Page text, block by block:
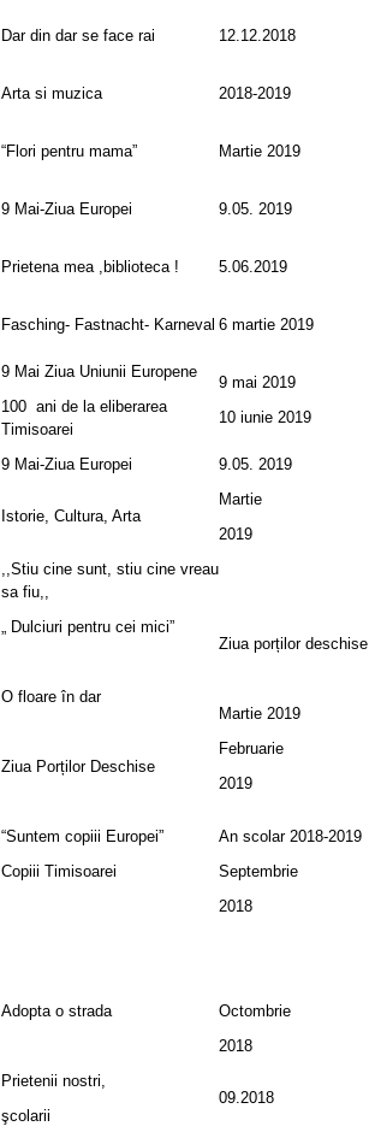
Dar din dar se face rai 12.12.2018
Arta si muzica 2018-2019
“Flori pentru mama” Martie 2019
9 Mai-Ziua Europei 9.05. 2019
Prietena mea ,biblioteca ! 5.06.2019
Fasching- Fastnacht- Karneval 6 martie 2019
9 Mai Ziua Uniunii Europene
100 ani de la eliberarea
Timisoarei
9 mai 2019
10 iunie 2019
9 Mai-Ziua Europei 9.05. 2019
Istorie, Cultura, Arta
Martie
2019
,,Stiu cine sunt, stiu cine vreau
sa fiu,,
„ Dulciuri pentru cei mici”
Ziua porților deschise
O floare în dar
Ziua Porților Deschise
Martie 2019
Februarie
2019
“Suntem copiii Europei” An scolar 2018-2019
Copiii Timisoarei
Adopta o strada
Septembrie
2018
Octombrie
2018
Prietenii nostri,
şcolarii
09.2018